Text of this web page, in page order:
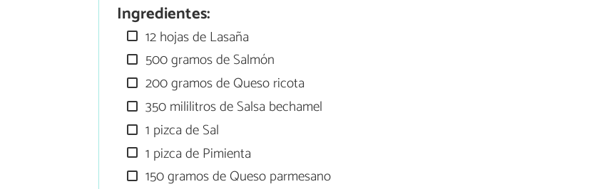
Ingredientes:
12 hojas de Lasaña
500 gramos de Salmón
200 gramos de Queso ricota
350 mililitros de Salsa bechamel
1 pizca de Sal
1 pizca de Pimienta
150 gramos de Queso parmesano